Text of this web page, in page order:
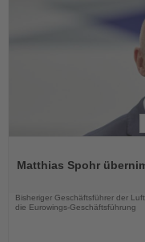
dieMatthias Spohr
Bisheriger Geschäftsführer der
die Eurowings-Geschäftsführung